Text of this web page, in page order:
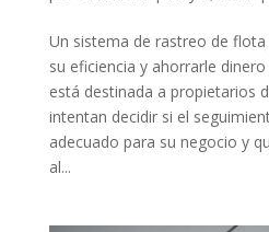
Un sistema de rastreo de
su eficiencia y ahorrarle
está destinada a propietarios
intentan decidir si el
adecuado para su negocio y
al...